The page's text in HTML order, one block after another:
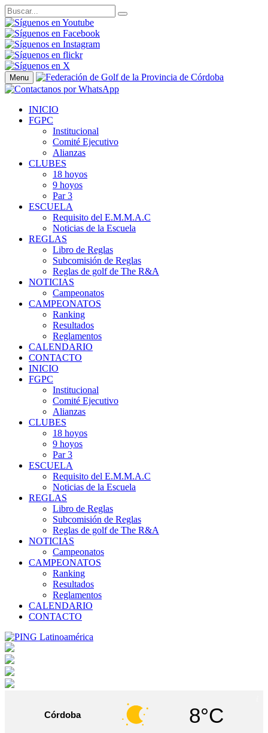
Menu
INICIO
FGPC
Institucional
Comité Ejecutivo
Alianzas
CLUBES
18 hoyos
9 hoyos
Par 3
ESCUELA
Requisito del E.M.M.A.C
Noticias de la Escuela
REGLAS
Libro de Reglas
Subcomisión de Reglas
Reglas de golf de The R&A
NOTICIAS
Campeonatos
CAMPEONATOS
Ranking
Resultados
Reglamentos
CALENDARIO
CONTACTO
INICIO
FGPC
Institucional
Comité Ejecutivo
Alianzas
CLUBES
18 hoyos
9 hoyos
Par 3
ESCUELA
Requisito del E.M.M.A.C
Noticias de la Escuela
REGLAS
Libro de Reglas
Subcomisión de Reglas
Reglas de golf de The R&A
NOTICIAS
Campeonatos
CAMPEONATOS
Ranking
Resultados
Reglamentos
CALENDARIO
CONTACTO
Córdoba 8°C